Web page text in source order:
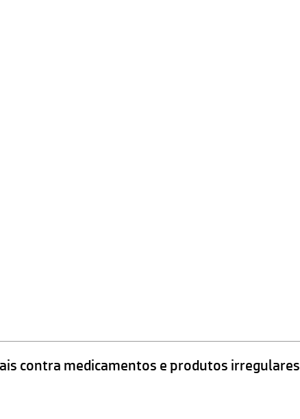
contra medicamentos e produtos irregulares